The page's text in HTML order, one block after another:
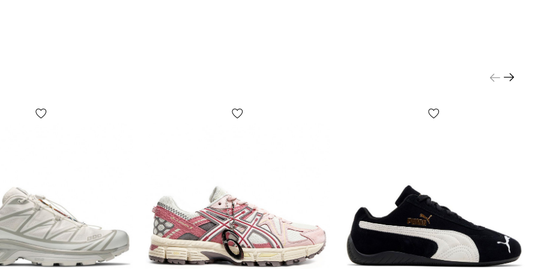
взуття, не хвилюйтесь за такі параметри як повнота чи об’єм,
прямо пропорційні до розміру. Не залежно від статі та віку
*Колір товару може відрізнятися в залежності від налаштувань
Вашого екрану;
**ДРІБНІ деталі (наприклад шви, їх форма і т.д.) можуть бути
змінені виробником в залежності від «рестайлінгу» моделі,
року випуску, партії тощо;